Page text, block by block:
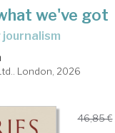
we've got
journalism
London, 2026
46,85 €